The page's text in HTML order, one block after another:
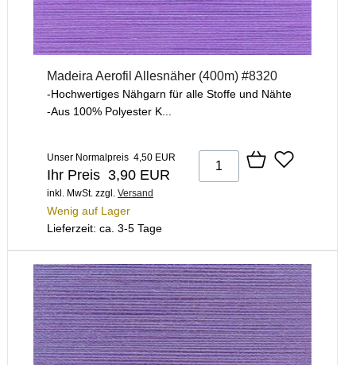
Madeira Aerofil Allesnäher (400m) #8320
-Hochwertiges Nähgarn für alle Stoffe und Nähte
-Aus 100% Polyester K...
Unser Normalpreis 4,50 EUR
Ihr Preis 3,90 EUR
inkl. MwSt. zzgl. Versand
Wenig auf Lager
Lieferzeit: ca. 3-5 Tage